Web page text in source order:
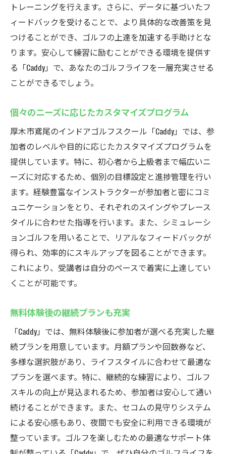
トレーニングを行えます。さらに、データに基づいたフ
ィードバックを受けることで、より具体的な改善策を見
つけることができ、ゴルフの上達を加速する手助けとな
ります。安心して練習に励むことができる環境を提供す
る「Caddy」で、あなたのゴルフライフを一層充実させる
ことができるでしょう。
個々のニーズに応じたカスタマイズプログラム
厚木市鳶尾のインドアゴルフスクール「Caddy」では、参
加者のレベルや目的に応じたカスタマイズプログラムを
提供しています。特に、初心者から上級者まで幅広いニ
ーズに対応するため、個別の目標設定と進捗管理を行い
ます。経験豊富なインストラクターが参加者と密にコミ
ュニケーションをとり、それぞれのスイングやプレース
タイルに合わせた指導を行います。また、シミュレーシ
ョンゴルフを用いることで、リアルなフィードバックが
得られ、効率的にスキルアップを図ることができます。
これにより、受講者は自分のペースで着実に上達してい
くことが可能です。
無料体験後の継続プランも充実
「Caddy」では、無料体験後に参加者が選べる充実した継
続プランを用意しています。月額プランや回数券など、
多様な選択肢があり、ライフスタイルに合わせて最適な
プランを選べます。特に、継続的な練習により、ゴルフ
スキルの向上が見込まれるため、参加者は安心して通い
続けることができます。また、セコムの見守りシステム
による安心感もあり、夜間でも安全に利用できる環境が
整っています。ゴルフを楽しむための最適なサポート体